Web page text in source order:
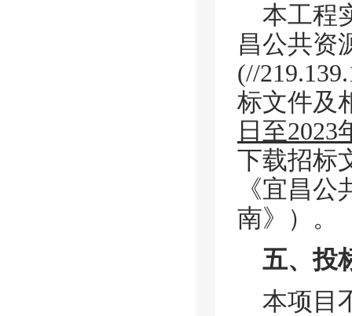
本工程
昌公共资
(//
标文件及
日至2023
下载招标
《宜昌
南》）。
五、投
本项目